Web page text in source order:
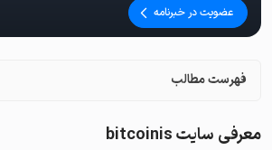
عضویت در خبرنامه
فهرست مطالب
معرفی سایت bitcoinis